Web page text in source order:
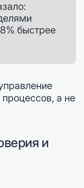
быстрее
а не
и